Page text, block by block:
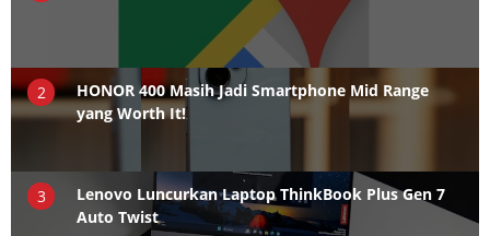
2
HONOR 400 Masih Jadi Smartphone Mid Range
yang Worth It!
3
Lenovo Luncurkan Laptop ThinkBook Plus Gen 7
Auto Twist